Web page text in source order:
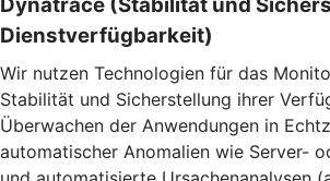
Dienstverfügbarkeit)
Wir nutzen Technologien für das
Stabilität und Sicherstellung ihrer
Überwachen der Anwendungen in
automatischer Anomalien wie Server-